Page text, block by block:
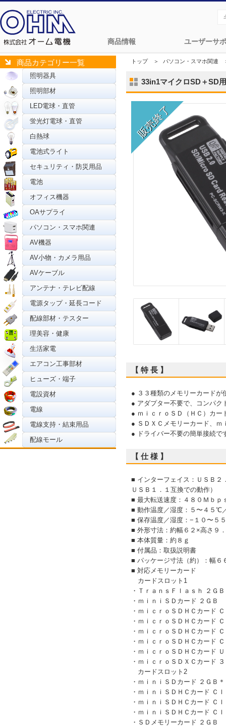
商品情報 ユーザーサ
商品カテゴリー一覧
照明器具
照明部材
LED電球・直管
蛍光灯電球・直管
白熱球
電池式ライト
セキュリティ・防災用品
電池
オフィス機器
OAサプライ
パソコン・スマホ関連
AV機器
AV小物・カメラ用品
AVケーブル
アンテナ・テレビ配線
電源タップ・延長コード
配線部材・テスター
理美容・健康
生活家電
エアコン工事部材
ヒューズ・端子
電設資材
電線
電線支持・結束用品
配線モール
トップ＞ パソコン・スマホ関連
33in1マイクロSD＋SD
【 特 長 】
● ３３種類のメモリーカードが
● アダプター不要で、コンパク
● ｍｉｃｒｏＳＤ（ＨＣ）カー
● ＳＤＸＣメモリーカード、ｍ
● ドライバー不要の簡単接続で
【 仕 様 】
■ インターフェイス：ＵＳＢ２
ＵＳＢ１．１互換での動作）
■ 最大転送速度：４８０Ｍｂｐ
■ 動作温度／湿度：５〜４５℃
■ 保存温度／湿度：−１０〜５
■ 外形寸法：約幅６２×高さ９
■ 本体質量：約８ｇ
■ 付属品：取扱説明書
■ パッケージ寸法（約）：幅６
■ 対応メモリーカード
カードスロット1
・ＴｒａｎｓＦｌａｓｈ ２ＧＢ
・ｍｉｎｉＳＤカード ２ＧＢ
・ｍｉｃｒｏＳＤＨＣカード
・ｍｉｃｒｏＳＤＨＣカード
・ｍｉｃｒｏＳＤＨＣカード
・ｍｉｃｒｏＳＤＨＣカード
・ｍｉｃｒｏＳＤＨＣカード
・ｍｉｃｒｏＳＤＸＣカード
カードスロット2
・ｍｉｎｉＳＤカード ２ＧＢ＊
・ｍｉｎｉＳＤＨＣカード Ｃ
・ｍｉｎｉＳＤＨＣカード Ｃ
・ｍｉｎｉＳＤＨＣカード Ｃ
・ＳＤメモリーカード ２ＧＢ